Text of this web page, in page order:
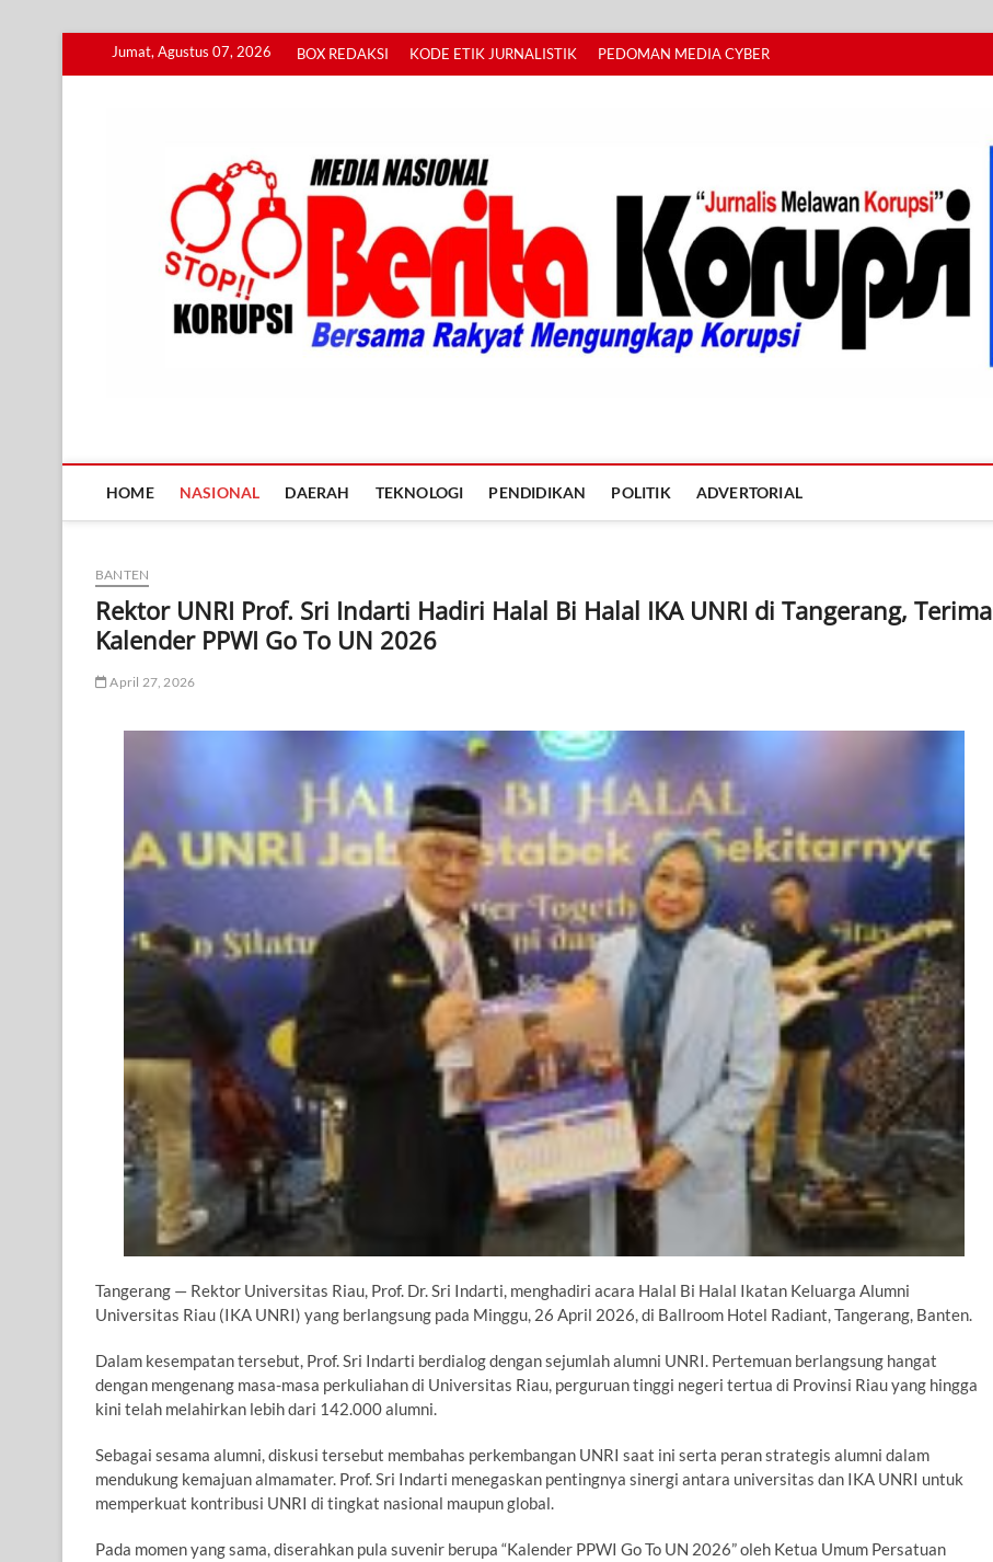
Jumat, Agustus 07, 2026 BOX REDAKSI KODE ETIK JURNALISTIK PEDOMAN MEDIA CYBER
HOME NASIONAL DAERAH TEKNOLOGI PENDIDIKAN POLITIK ADVERTORIAL
BANTEN
Rektor UNRI Prof. Sri Indarti Hadiri Halal Bi Halal IKA UNRI di Tangerang, Terima
Kalender PPWI Go To UN 2026
April 27, 2026
Tangerang — Rektor Universitas Riau, Prof. Dr. Sri Indarti, menghadiri acara Halal Bi Halal Ikatan Keluarga Alumni
Universitas Riau (IKA UNRI) yang berlangsung pada Minggu, 26 April 2026, di Ballroom Hotel Radiant, Tangerang, Banten.
Dalam kesempatan tersebut, Prof. Sri Indarti berdialog dengan sejumlah alumni UNRI. Pertemuan berlangsung hangat
dengan mengenang masa-masa perkuliahan di Universitas Riau, perguruan tinggi negeri tertua di Provinsi Riau yang hingga
kini telah melahirkan lebih dari 142.000 alumni.
Sebagai sesama alumni, diskusi tersebut membahas perkembangan UNRI saat ini serta peran strategis alumni dalam
mendukung kemajuan almamater. Prof. Sri Indarti menegaskan pentingnya sinergi antara universitas dan IKA UNRI untuk
memperkuat kontribusi UNRI di tingkat nasional maupun global.
Pada momen yang sama, diserahkan pula suvenir berupa “Kalender PPWI Go To UN 2026” oleh Ketua Umum Persatuan